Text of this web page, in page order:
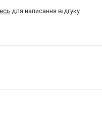
для написання відгуку